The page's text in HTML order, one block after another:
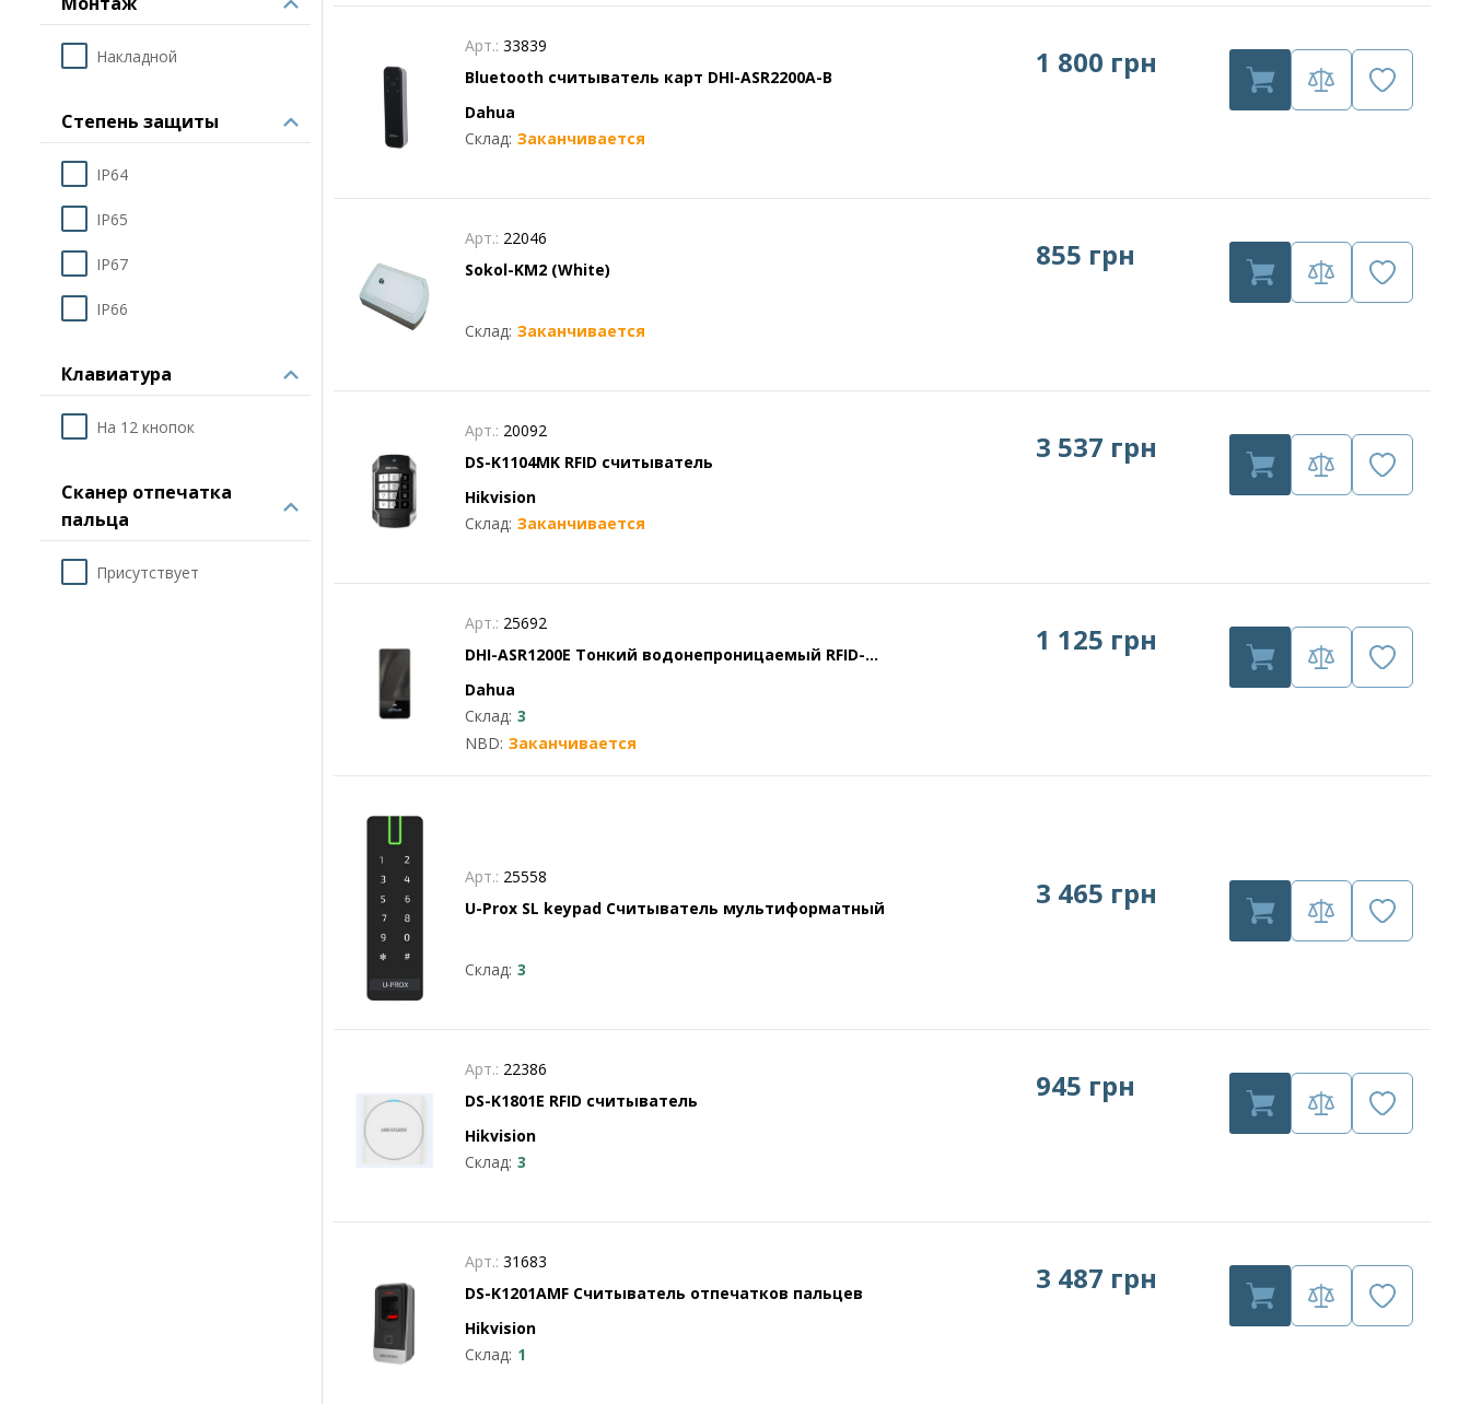
Накладной
Степень защиты
IP64
IP65
IP67
IP66
Клавиатура
На 12 кнопок
Сканер отпечатка
пальца
Присутствует
Арт.: 33839
Bluetooth считыватель карт DHI-ASR2200A-B
Dahua
Склад: Заканчивается
1 800 грн
Арт.: 22046
Sokol-KM2 (White)
Склад: Заканчивается
855 грн
Арт.: 20092
DS-K1104MK RFID считыватель
Hikvision
Склад: Заканчивается
3 537 грн
Арт.: 25692
DHI-ASR1200E Тонкий водонепроницаемый RFID-
Dahua
Склад: 3
NBD: Заканчивается
1 125 грн
Арт.: 25558
U-Prox SL keypad Считыватель мультиформатный
Склад: 3
3 465 грн
Арт.: 22386
DS-K1801E RFID считыватель
Hikvision
Склад: 3
945 грн
Арт.: 31683
DS-K1201AMF Считыватель отпечатков пальцев
Hikvision
Склад: 1
3 487 грн